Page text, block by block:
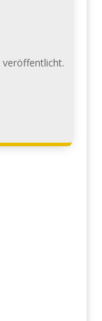
veröffentlicht.